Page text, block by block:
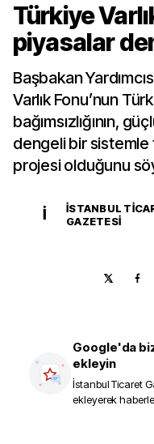
Türkiye
piyasalar
Başbakan
Varlık Fonu’nun
bağımsızlığının,
dengeli bir sistemle
projesi olduğunu
İ
İSTANBUL
GAZETESI
Google'da
ekleyin
İstanbul Ticaret
ekleyerek